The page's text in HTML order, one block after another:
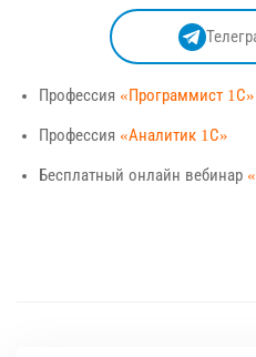
Профессия «Программист 1С»
Профессия «Аналитик 1С»
Бесплатный онлайн вебинар